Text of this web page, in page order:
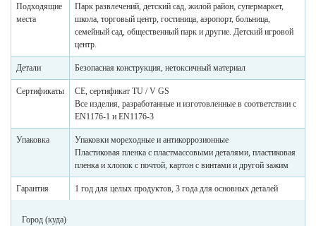
Подходящие
места
Парк развлечений, детский сад, жилой район, супермаркет,
школа, торговый центр, гостиница, аэропорт, больница,
семейный сад, общественный парк и другие. Детский игровой
центр.
Детали Безопасная конструкция, нетоксичный материал
Сертификаты
CE, сертификат TU / V GS
Все изделия, разработанные и изготовленные в соответствии с
EN1176-1 и EN1176-3
Упаковка
Упаковки мореходные и антикоррозионные
Пластиковая пленка с пластмассовыми деталями, пластиковая
пленка и хлопок с почтой, картон с винтами и другой зажим
Гарантия 1 год для целых продуктов, 3 года для основных деталей
Город (куда)